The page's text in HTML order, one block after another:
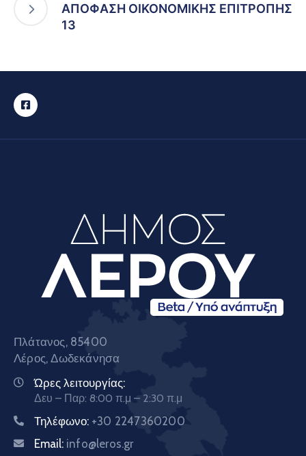
ΑΠΟΦΑΣΗ ΟΙΚΟΝΟΜΙΚΗΣ ΕΠΙΤΡΟΠΗΣ
13
Πλάτανος, 85400
Λέρος, Δωδεκάνησα
Ώρες λειτουργίας:
Δευ – Παρ: 8:00 π.μ – 2:30 π.μ
Τηλέφωνο: +30 2247360200
Email: info@leros.gr